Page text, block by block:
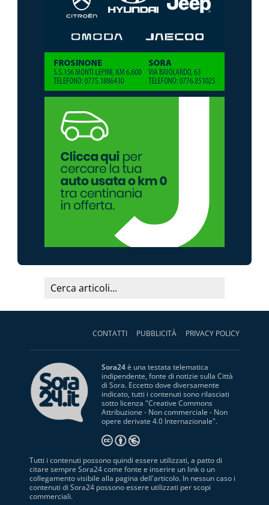
CONTATTI PUBBLICITÀ PRIVACY POLICY
Sora24è una testata telematica
indipendente, fonte di notizie sulla Città
di Sora. Eccetto dove diversamente
indicato, tutti i contenuti sono rilasciati
sotto licenza "Creative Commons
Attribuzione - Non commerciale - Non
opere derivate 4.0 Internazionale".
Tutti i contenuti possono quindi essere utilizzati, a patto di
citare sempre Sora24 come fonte e inserire un link o un
collegamento visibile alla pagina dell'articolo. In nessun caso i
contenuti di Sora24 possono essere utilizzati per scopi
commerciali.